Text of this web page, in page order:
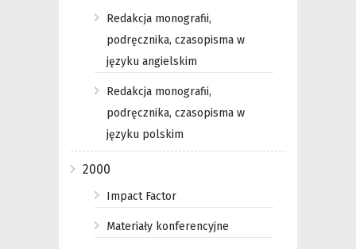
Redakcja monografii,
podręcznika, czasopisma w
języku angielskim
Redakcja monografii,
podręcznika, czasopisma w
języku polskim
2000
Impact Factor
Materiały konferencyjne